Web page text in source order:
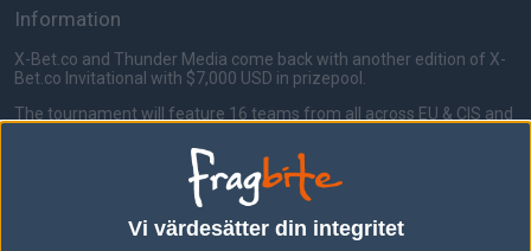
Vi värdesätter din integritet
Information
X-Bet.co and Thunder Media come back with another edition of X-
Bet.co Invitational with $7,000 USD in prizepool.
The tournament will feature 16 teams from all across EU & CIS and
- 16 teams into 4 groups